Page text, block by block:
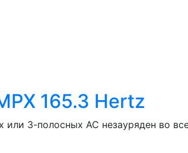
165.3 Hertz
3-полосных АС незауряден во